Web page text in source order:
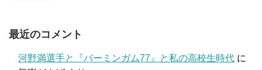
最近のコメント
河野満選手と『バーミンガム77』と私の高校生時代 に